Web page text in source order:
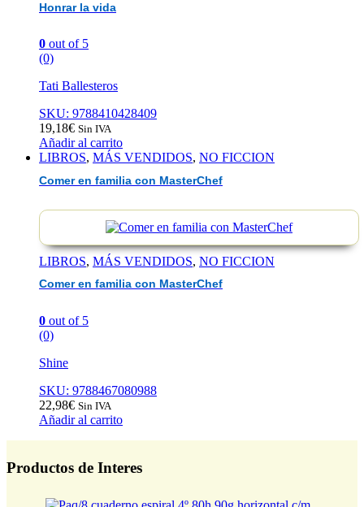
Honrar la vida
0 out of 5
(0)
Tati Ballesteros
SKU: 9788410428409
19,18€ Sin IVA
Añadir al carrito
LIBROS, MÁS VENDIDOS, NO FICCION
Comer en familia con MasterChef
LIBROS, MÁS VENDIDOS, NO FICCION
Comer en familia con MasterChef
0 out of 5
(0)
Shine
SKU: 9788467080988
22,98€ Sin IVA
Añadir al carrito
Productos de Interes